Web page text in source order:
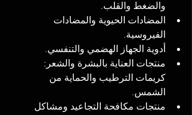
والضغط والقلب.
المضادات الحيوية والمضادات
الفيروسية.
أدوية الجهاز الهضمي والتنفسي.
منتجات العناية بالبشرة والشعر:
كريمات الترطيب والحماية من
الشمس.
منتجات مكافحة التجاعيد ومشاكل